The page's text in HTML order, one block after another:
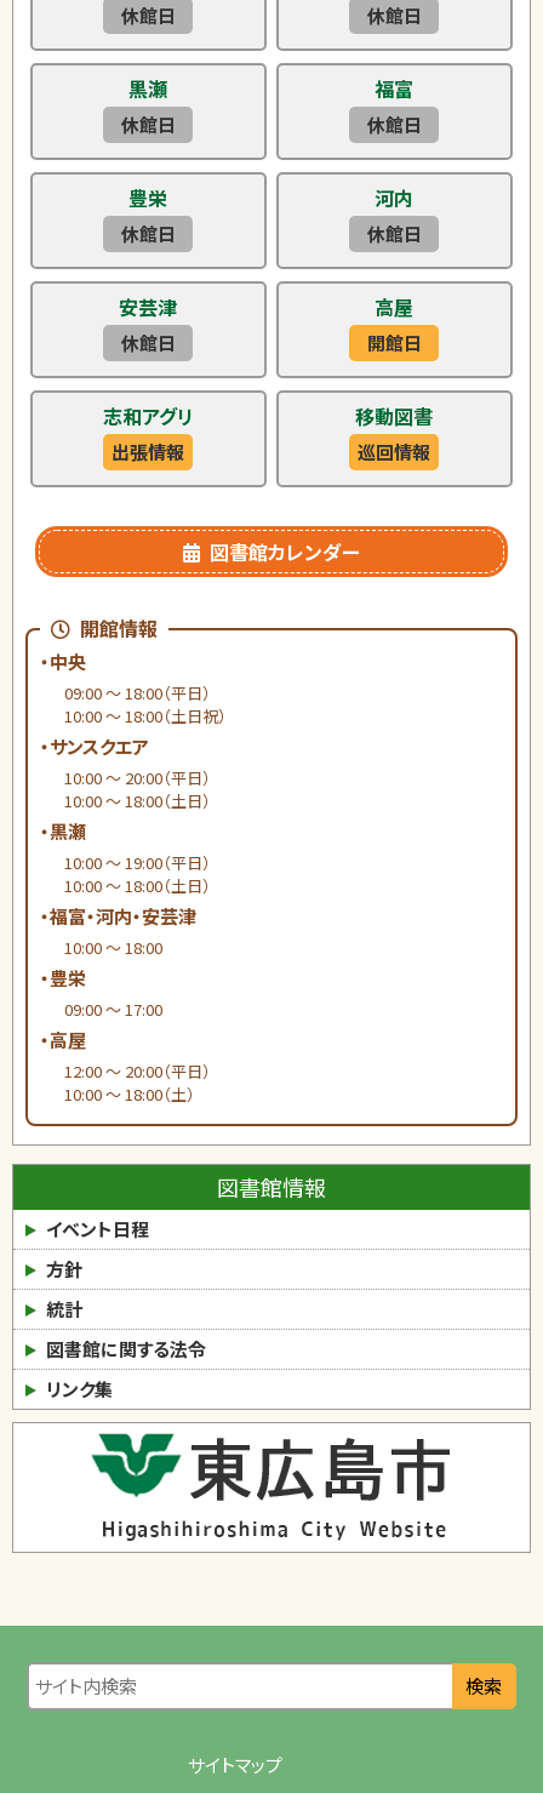
休館日 休館日
黒瀬
休館日
福富
休館日
豊栄
休館日
河内
休館日
安芸津
休館日
高屋
開館日
志和アグリ
出張情報
移動図書
巡回情報
図書館カレンダー
開館情報
・中央
09:00 ～ 18:00（平日）
10:00 ～ 18:00（土日祝）
・サンスクエア
10:00 ～ 20:00（平日）
10:00 ～ 18:00（土日）
・黒瀬
10:00 ～ 19:00（平日）
10:00 ～ 18:00（土日）
・福富・河内・安芸津
10:00 ～ 18:00
・豊栄
09:00 ～ 17:00
・高屋
12:00 ～ 20:00（平日）
10:00 ～ 18:00（土）
図書館情報
イベント日程
方針
統計
図書館に関する法令
リンク集
検索
サイトマップ